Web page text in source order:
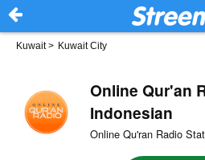
Kuwait> Kuwait City
Online Qur'an
Indonesian
Online Qu'ran Radio